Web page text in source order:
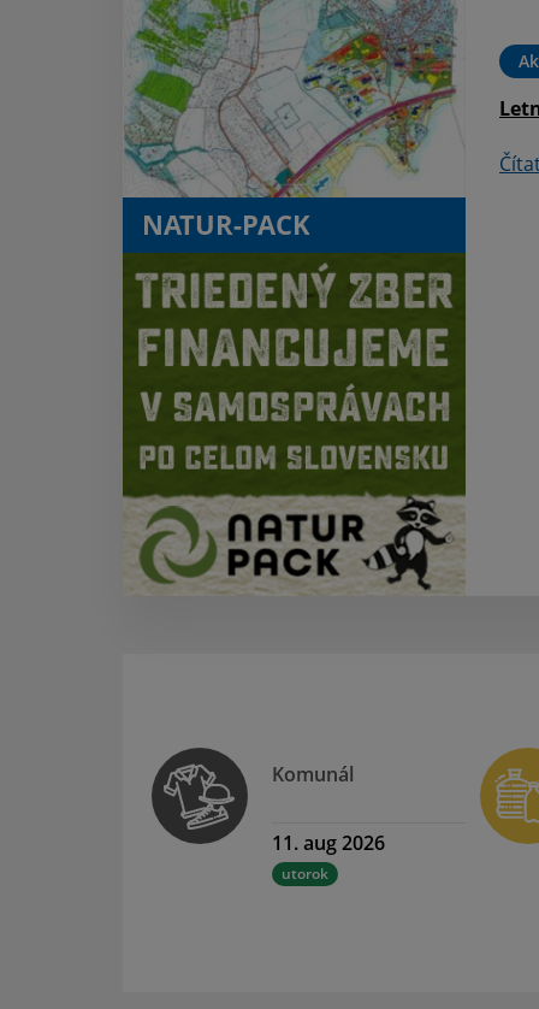
NATUR-PACK
hnuteľný majetok vo
vlastníctve Obce Kaluža
Čítať ďalej
Komunál
11. aug 2026
utorok